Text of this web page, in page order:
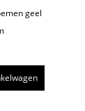
geel